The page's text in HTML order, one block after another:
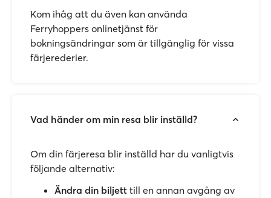
Kom ihåg att du även kan använda
Ferryhoppers onlinetjänst för
bokningsändringar som är tillgänglig för vissa
färjerederier.
Vad händer om min resa blir inställd?
Om din färjeresa blir inställd har du vanligtvis
följande alternativ:
Ändra din biljett till en annan avgång av